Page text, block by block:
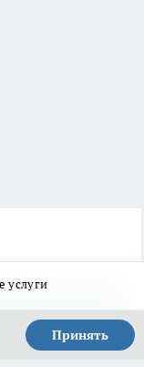
услуги
Принять